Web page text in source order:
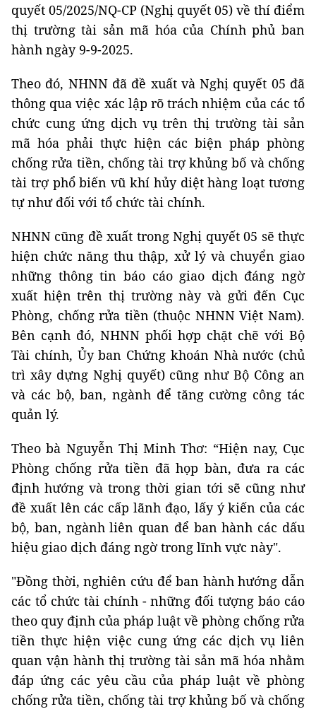
quyết 05/2025/NQ-CP (Nghị quyết 05) về thí điểm
thị trường tài sản mã hóa của Chính phủ ban
hành ngày 9-9-2025.
Theo đó, NHNN đã đề xuất và Nghị quyết 05 đã
thông qua việc xác lập rõ trách nhiệm của các tổ
chức cung ứng dịch vụ trên thị trường tài sản
mã hóa phải thực hiện các biện pháp phòng
chống rửa tiền, chống tài trợ khủng bố và chống
tài trợ phổ biến vũ khí hủy diệt hàng loạt tương
tự như đối với tổ chức tài chính.
NHNN cũng đề xuất trong Nghị quyết 05 sẽ thực
hiện chức năng thu thập, xử lý và chuyển giao
những thông tin báo cáo giao dịch đáng ngờ
xuất hiện trên thị trường này và gửi đến Cục
Phòng, chống rửa tiền (thuộc NHNN Việt Nam).
Bên cạnh đó, NHNN phối hợp chặt chẽ với Bộ
Tài chính, Ủy ban Chứng khoán Nhà nước (chủ
trì xây dựng Nghị quyết) cũng như Bộ Công an
và các bộ, ban, ngành để tăng cường công tác
quản lý.
Theo bà Nguyễn Thị Minh Thơ: “Hiện nay, Cục
Phòng chống rửa tiền đã họp bàn, đưa ra các
định hướng và trong thời gian tới sẽ cũng như
đề xuất lên các cấp lãnh đạo, lấy ý kiến của các
bộ, ban, ngành liên quan để ban hành các dấu
hiệu giao dịch đáng ngờ trong lĩnh vực này".
"Đồng thời, nghiên cứu để ban hành hướng dẫn
các tổ chức tài chính - những đối tượng báo cáo
theo quy định của pháp luật về phòng chống rửa
tiền thực hiện việc cung ứng các dịch vụ liên
quan vận hành thị trường tài sản mã hóa nhằm
đáp ứng các yêu cầu của pháp luật về phòng
chống rửa tiền, chống tài trợ khủng bố và chống